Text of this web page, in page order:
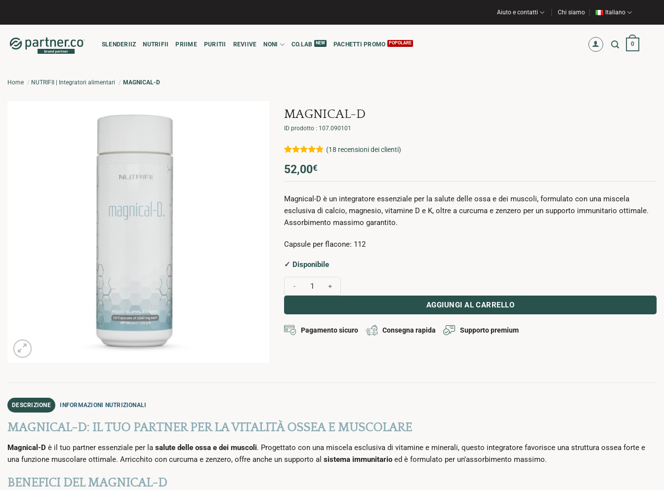
Aiuto e contatti Chi siamo Italiano
SLENDERIIZ NUTRIFII PRIIME PURITII REVIIVE NONI CO.LAB PACHETTI PROMO 0
Home NUTRIFII | Integratori alimentari MAGNICAL-D
MAGNICAL-D
ID prodotto : 107.090101
4.78 su 5
su base di
(18 recensioni dei clienti)
52,00€
Magnical-D è un integratore essenziale per la salute delle ossa e dei muscoli, formulato con una miscela
esclusiva di calcio, magnesio, vitamine D e K, oltre a curcuma e zenzero per un supporto immunitario ottimale.
Assorbimento massimo garantito.
Capsule per flacone: 112
✓ Disponibile
MAGNICAL-D quantità
AGGIUNGI AL CARRELLO
Pagamento sicuro Consegna rapida Supporto premium
DESCRIZIONE INFORMAZIONI NUTRIZIONALI
MAGNICAL-D: IL TUO PARTNER PER LA VITALITÀ OSSEA E MUSCOLARE
Magnical-D è il tuo partner essenziale per la salute delle ossa e dei muscoli. Progettato con una miscela esclusiva di vitamine e minerali, questo integratore favorisce una struttura ossea forte e
una funzione muscolare ottimale. Arricchito con curcuma e zenzero, offre anche un supporto al sistema immunitario ed è formulato per un’assorbimento massimo.
BENEFICI DEL MAGNICAL-D